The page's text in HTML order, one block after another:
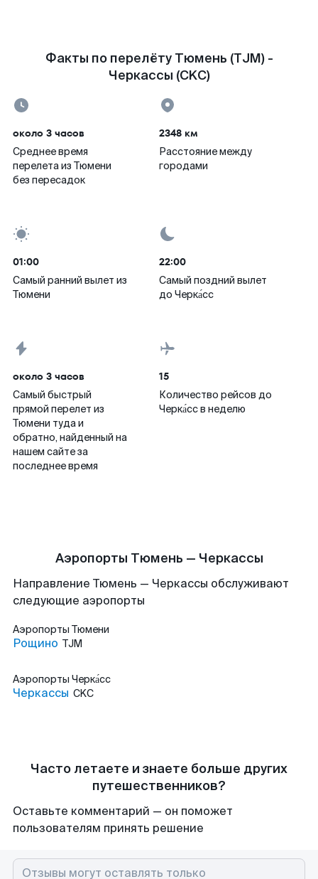
Факты по перелёту Тюмень (TJM) -
Черкассы (CKC)
около 3 часов
Среднее время
перелета из Тюмени
без пересадок
2348 км
Расстояние между
городами
01:00
Самый ранний вылет из
Тюмени
22:00
Самый поздний вылет
до Черка́сс
около 3 часов
Самый быстрый
прямой перелет из
Тюмени туда и
обратно, найденный на
нашем сайте за
последнее время
15
Количество рейсов до
Черка́сс в неделю
Аэропорты Тюмень — Черкассы
Направление Тюмень — Черкассы обслуживают
следующие аэропорты
Аэропорты Тюмени
Рощино TJM
Аэропорты Черка́сс
Черкассы CKC
Часто летаете и знаете больше других
путешественников?
Оставьте комментарий — он поможет
пользователям принять решение